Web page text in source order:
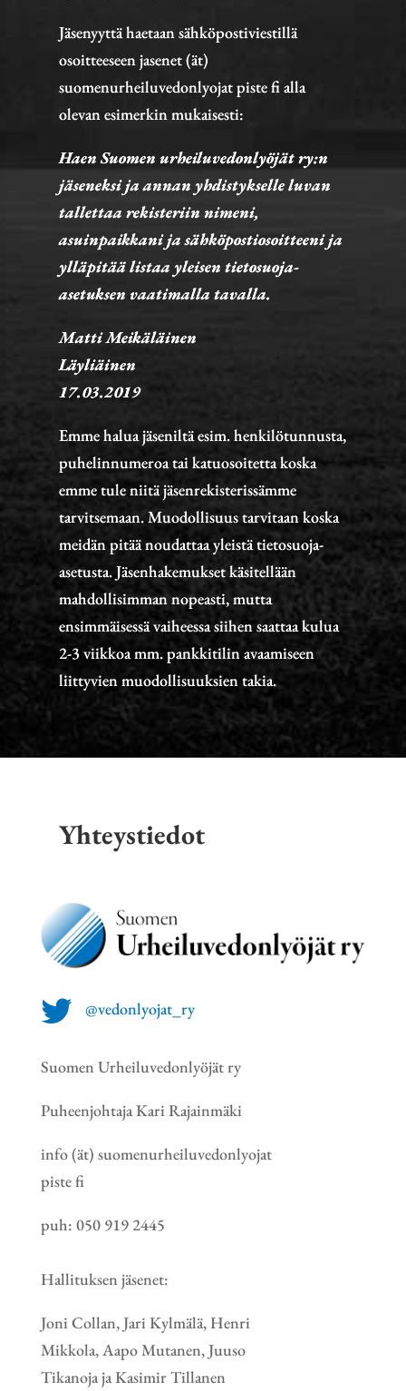
Jäsenyyttä haetaan sähköpostiviestillä
osoitteeseen jasenet (ät)
suomenurheiluvedonlyojat piste fi alla
olevan esimerkin mukaisesti:
Haen Suomen urheiluvedonlyöjät ry:n
jäseneksi ja annan yhdistykselle luvan
tallettaa rekisteriin nimeni,
asuinpaikkani ja sähköpostiosoitteeni ja
ylläpitää listaa yleisen tietosuoja-
asetuksen vaatimalla tavalla.
Matti Meikäläinen
Läyliäinen
17.03.2019
Emme halua jäseniltä esim. henkilötunnusta,
puhelinnumeroa tai katuosoitetta koska
emme tule niitä jäsenrekisterissämme
tarvitsemaan. Muodollisuus tarvitaan koska
meidän pitää noudattaa yleistä tietosuoja-
asetusta. Jäsenhakemukset käsitellään
mahdollisimman nopeasti, mutta
ensimmäisessä vaiheessa siihen saattaa kulua
2-3 viikkoa mm. pankkitilin avaamiseen
liittyvien muodollisuuksien takia.
Yhteystiedot
 @vedonlyojat_ry
Suomen Urheiluvedonlyöjät ry
Puheenjohtaja Kari Rajainmäki
info (ät) suomenurheiluvedonlyojat
piste fi
puh: 050 919 2445
Hallituksen jäsenet:
Joni Collan, Jari Kylmälä, Henri
Mikkola, Aapo Mutanen, Juuso
Tikanoja ja Kasimir Tillanen